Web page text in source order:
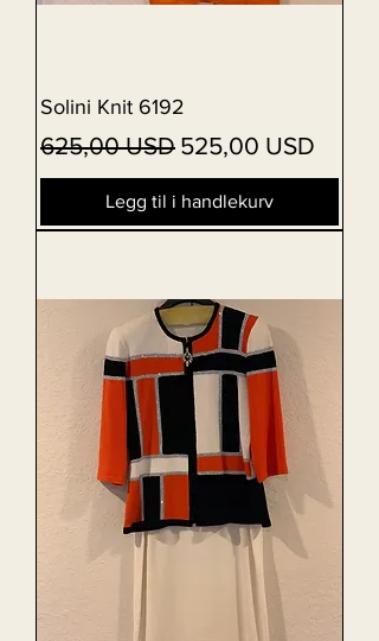
Solini Knit 6192
Vanlig pris
625,00 USD Salgspris
525,00 USD
Legg til i handlekurv